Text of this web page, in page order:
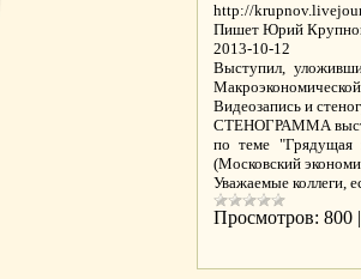
http://
Пишет Юрий
2013-10-12
Выступил,
Видеозапись и
СТЕНОГРАММА
по теме "Грядущая
(Московский
Уважаемые коллеги,
Просмотров: 800 |